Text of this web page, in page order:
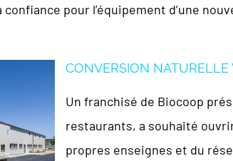
confiance pour l’équipement d’une
CONVERSION NATURELLE
Un franchisé de Biocoop
restaurants, a souhaité
propres enseignes et du